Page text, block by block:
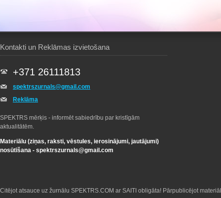
Kontakti un Reklāmas izvietošana
+371 26111813
spektrszurnals@gmail.com
Reklāma
SPEKTRS mērķis - informēt sabiedrību par kristīgām
aktualitātēm.
Materiālu (ziņas, raksti, vēstules, ierosinājumi, jautājumi)
nosūtīšana - spektrszurnals@gmail.com
Citējot atsauce uz žurnālu SPEKTRS.COM ar SAITI obligāta! Pārpublicējot